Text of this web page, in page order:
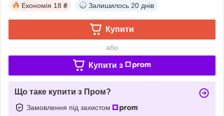
Економія 18 ₴ Залишилось 20 днів
Купити
або
Купити з
Що таке купити з Пром?
Замовлення під захистом